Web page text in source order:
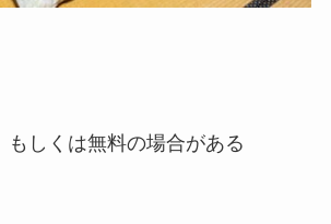
もしくは無料の場合がある